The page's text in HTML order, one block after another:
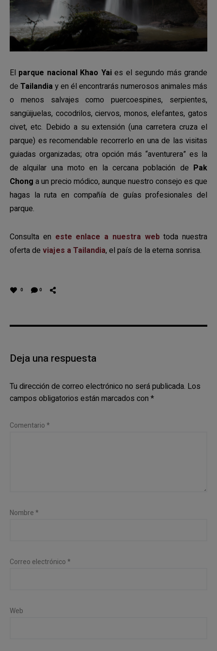
El parque nacional Khao Yaies el segundo más grande
de Tailandia y en él encontrarás numerosos animales más
o menos salvajes como puercoespines, serpientes,
sangüijuelas, cocodrilos, ciervos, monos, elefantes, gatos
civet, etc. Debido a su extensión (una carretera cruza el
parque) es recomendable recorrerlo en una de las visitas
guiadas organizadas; otra opción más “aventurera” es la
de alquilar una moto en la cercana población de Pak
Chong a un precio módico, aunque nuestro consejo es que
hagas la ruta en compañía de guías profesionales del
parque.
Consulta en este enlace a nuestra webtoda nuestra
oferta de viajes a Tailandia, el país de la eterna sonrisa.
0 0
Deja una respuesta
Tu dirección de correo electrónico no será publicada. Los
campos obligatorios están marcados con *
Comentario*
Nombre*
Correo electrónico*
Web